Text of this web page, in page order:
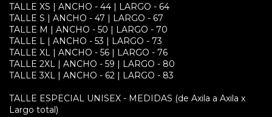
TALLE XS | ANCHO - 44 | LARGO - 64
TALLE S | ANCHO - 47 | LARGO - 67
TALLE M | ANCHO - 50 | LARGO - 70
TALLE L | ANCHO - 53 | LARGO - 73
TALLE XL | ANCHO - 56 | LARGO - 76
TALLE 2XL | ANCHO - 59 | LARGO - 80
TALLE 3XL | ANCHO - 62 | LARGO - 83
TALLE ESPECIAL UNISEX - MEDIDAS (de Axila a Axila x
Largo total)